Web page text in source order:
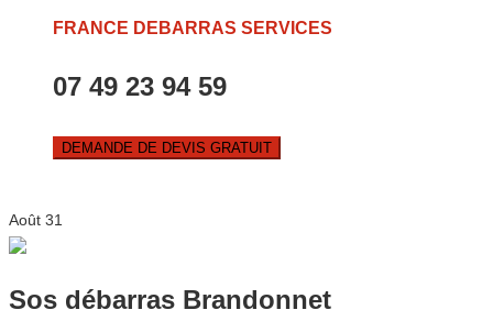
FRANCE DEBARRAS SERVICES
07 49 23 94 59
DEMANDE DE DEVIS GRATUIT
Août 31
Sos débarras Brandonnet